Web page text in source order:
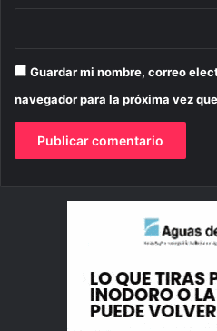
Guardar mi nombre, correo
navegador para la próxima vez